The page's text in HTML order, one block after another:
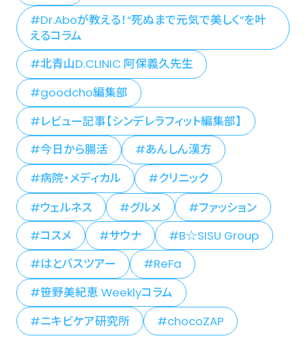
Dr.Aboが教える！“死ぬまで元気で美しく”を叶
えるコラム
北青山D.CLINIC 阿保義久先生
goodcho編集部
レビュー記事【シンデレラフィット編集部】
今日から腸活
あんしん漢方
病院・メディカル
クリニック
ウェルネス
グルメ
ファッション
コスメ
サウナ
B☆SISU Group
はとバスツアー
ReFa
笹野美紀恵 Weeklyコラム
ニキビケア研究所
chocoZAP